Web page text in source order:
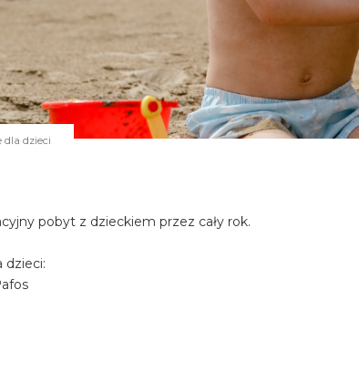
dla dzieci
pobyt z dzieckiem przez cały rok.
dzieci: